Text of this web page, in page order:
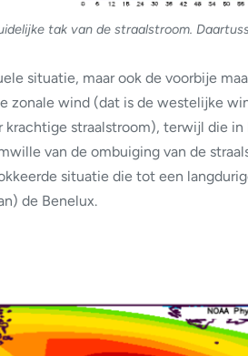
tak van de straalstroom.
situatie, maar ook de voorbije
zonale wind (dat is de westelijke
krachtige straalstroom), terwijl die
van de ombuiging van de
situatie die tot een
de Benelux.